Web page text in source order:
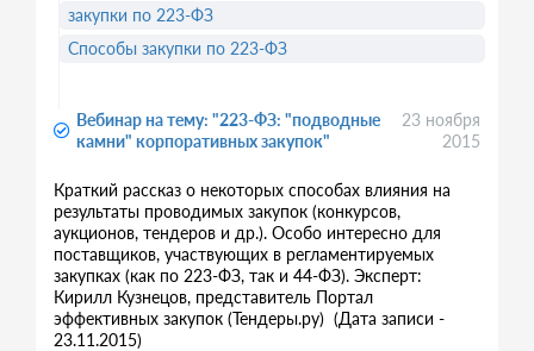
Вебинар на тему: "223-ФЗ: "подводные
камни" корпоративных закупок"
23 ноября
2015
Краткий рассказ о некоторых способах влияния на
результаты проводимых закупок (конкурсов,
аукционов, тендеров и др.). Особо интересно для
поставщиков, участвующих в регламентируемых
закупках (как по 223-ФЗ, так и 44-ФЗ). Эксперт:
Кирилл Кузнецов, представитель Портал
эффективных закупок (Тендеры.ру) (Дата записи -
23.11.2015)
закупки по 223-ФЗ
Способы закупки по 223-ФЗ